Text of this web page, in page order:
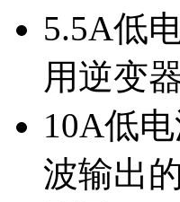
5.5A低
用逆变
10A低
波输出